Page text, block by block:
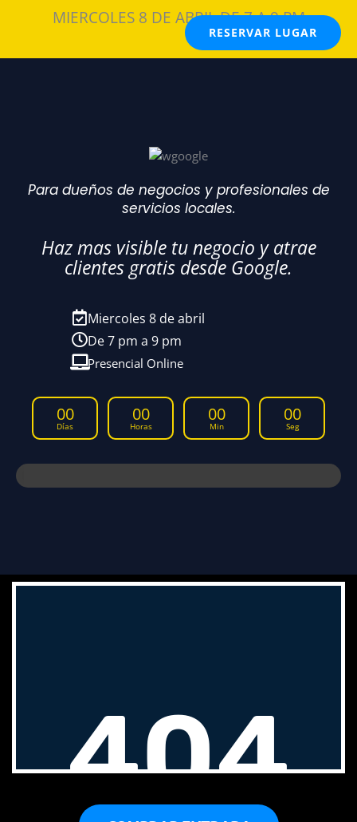
MIERCOLES 8 DE ABRIL DE 7 A 9 PM
RESERVAR LUGAR
Para dueños de negocios y profesionales de
servicios locales.
Haz mas visible tu negocio y atrae
clientes gratis desde Google.
Miercoles 8 de abril
De 7 pm a 9 pm
Presencial Online
00
Días
00
Horas
00
Min
00
Seg